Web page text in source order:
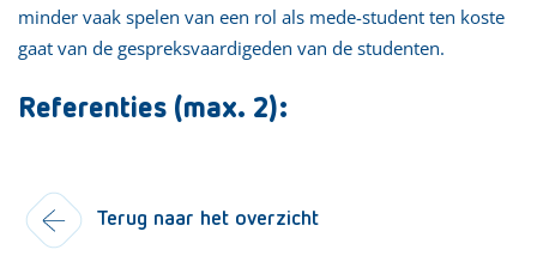
minder vaak spelen van een rol als mede-student ten koste
gaat van de gespreksvaardigeden van de studenten.
Referenties (max. 2):
Terug naar het overzicht